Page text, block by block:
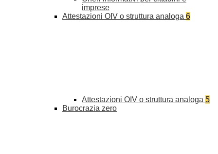
imprese
Attestazioni OIV o struttura analoga 6
Attestazioni OIV o struttura analoga 5
Burocrazia zero